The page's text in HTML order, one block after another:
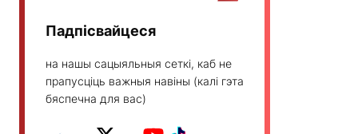
Падпісвайцеся
на нашы сацыяльныя сеткі, каб не
прапусціць важныя навіны (калі гэта
бяспечна для вас)